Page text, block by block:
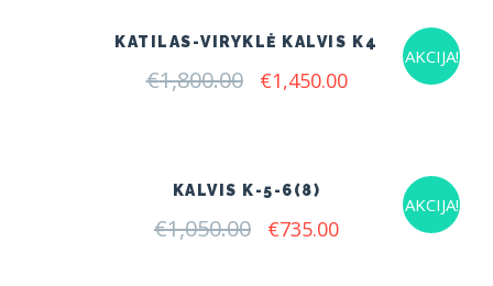
AKCIJA!
KATILAS-VIRYKLĖ KALVIS K4
€1,800.00 Original
price
€1,450.00Current
AKCIJA!
KALVIS K-5-6(8)
€1,050.00 Original
€735.00Current